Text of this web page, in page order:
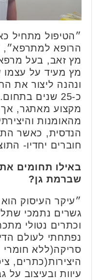
״הטיפול מתחיל
הרופא למתרפא״,
מץ זאב, בעל
מץ מעיד על עצמו
ונהנה ליצור את
כ-25 שנים
מקצוע מאתגר,
מהאומנות
הנדסית, כאשר
חוברים יחדיו-
באילו תחומים
שברמת גן?
״עיקר העיסוק
גשרים נתמכי
וכתרים נטולי
נפתחתי לעולם
סריקה(ללא
היצירות(כתרים,
עיוות ובעיצוב